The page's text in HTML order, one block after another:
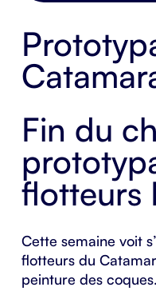
Fin du
flotteurs
Cette semaine voit
flotteurs du
peinture des coques.